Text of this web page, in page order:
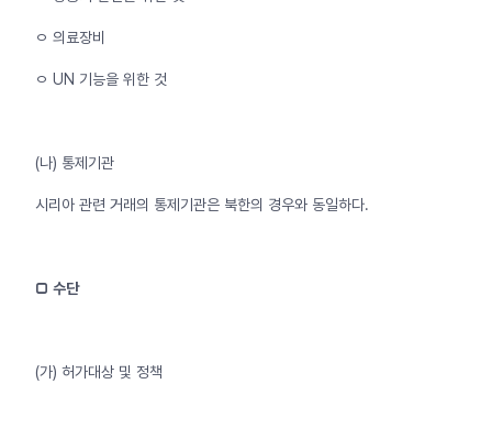
ㅇ 의료장비
ㅇ UN 기능을 위한 것
(나) 통제기관
시리아 관련 거래의 통제기관은 북한의 경우와 동일하다.
□ 수단
(가) 허가대상 및 정책